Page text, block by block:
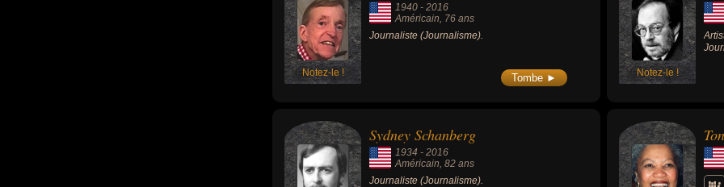
Notez-le !
1940 - 2016
Américain , 76 ans
Journaliste (Journalisme).
Tombe ► Notez-le !
Sydney Schanberg
1934 - 2016
Américain, 82 ans
Journaliste (Journalisme).